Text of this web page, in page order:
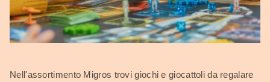
Nell'assortimento Migros trovi giochi e giocattoli da regalare